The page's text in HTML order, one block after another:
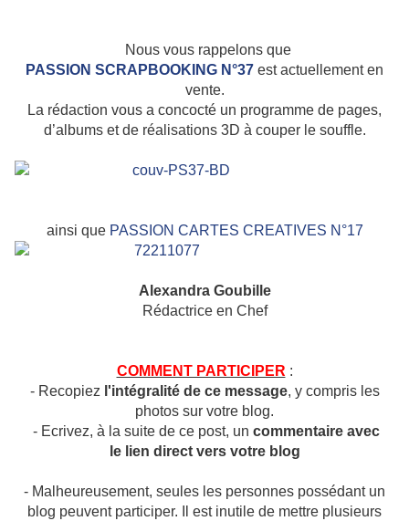
Nous vous rappelons que
PASSION SCRAPBOOKING N°37 est actuellement en
vente.
La rédaction vous a concocté un programme de pages,
d’albums et de réalisations 3D à couper le souffle.
ainsi que PASSION CARTES CREATIVES N°17
Alexandra Goubille
Rédactrice en Chef
COMMENT PARTICIPER :
- Recopiez l'intégralité de ce message, y compris les
photos sur votre blog.
- Ecrivez, à la suite de ce post, un commentaire avec
le lien direct vers votre blog
- Malheureusement, seules les personnes possédant un
blog peuvent participer. Il est inutile de mettre plusieurs